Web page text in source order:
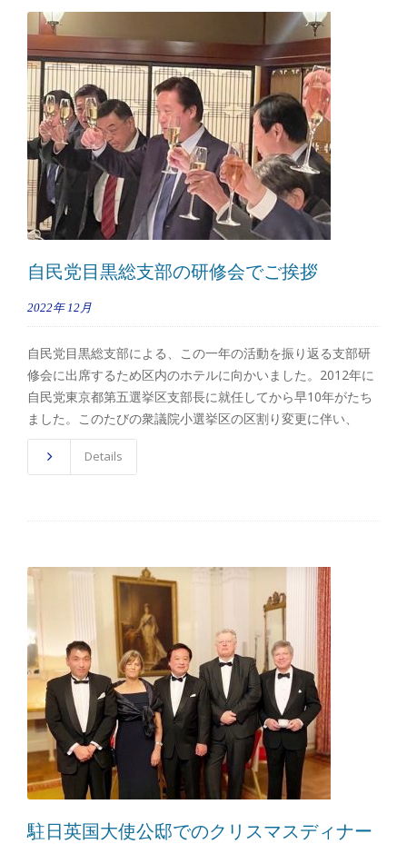
自民党目黒総支部の研修会でご挨拶
2022年 12月
自民党目黒総支部による、この一年の活動を振り返る支部研
修会に出席するため区内のホテルに向かいました。2012年に
自民党東京都第五選挙区支部長に就任してから早10年がたち
ました。このたびの衆議院小選挙区の区割り変更に伴い、
Details
駐日英国大使公邸でのクリスマスディナー